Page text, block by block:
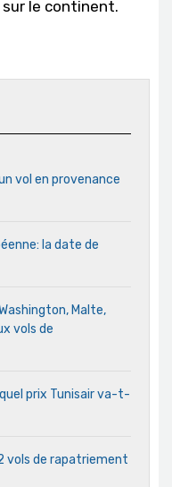
le continent.
vol en provenance
la date de
Malte,
vols de
prix Tunisair va-t-
vols de rapatriement